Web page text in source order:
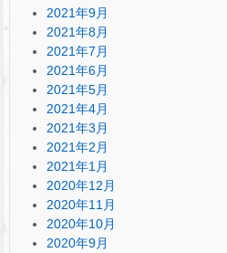
2021年9月
2021年8月
2021年7月
2021年6月
2021年5月
2021年4月
2021年3月
2021年2月
2021年1月
2020年12月
2020年11月
2020年10月
2020年9月